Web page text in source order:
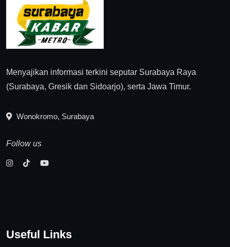
Menyajikan informasi terkini seputar Surabaya Raya
(Surabaya, Gresik dan Sidoarjo), serta Jawa Timur.
Wonokromo, Surabaya
Follow us
Useful Links